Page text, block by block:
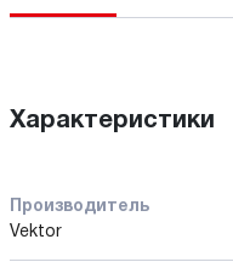
Характеристики
Производитель
Vektor